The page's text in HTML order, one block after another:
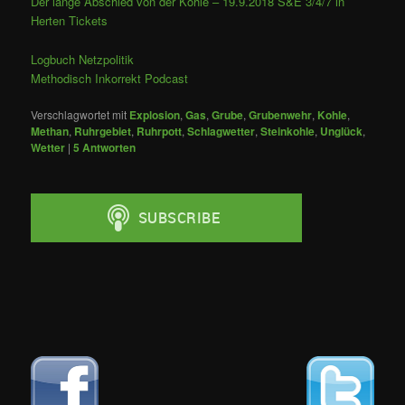
Herten Tickets
Logbuch Netzpolitik
Methodisch Inkorrekt Podcast
Verschlagwortet mit Explosion,Gas,Grube,Grubenwehr, Kohle,
Methan, Ruhrgebiet, Ruhrpott,Schlagwetter,Steinkohle, Unglück,
Wetter |5 Antworten